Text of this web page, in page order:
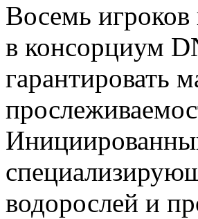
Восемь
в консорциум
гарантировать
водорослей и